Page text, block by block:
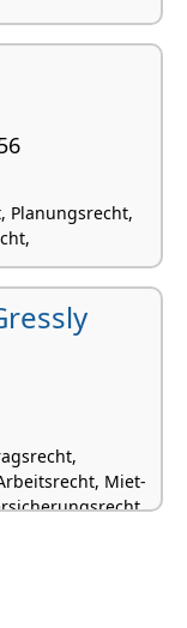
Planungsrecht,
Miet-